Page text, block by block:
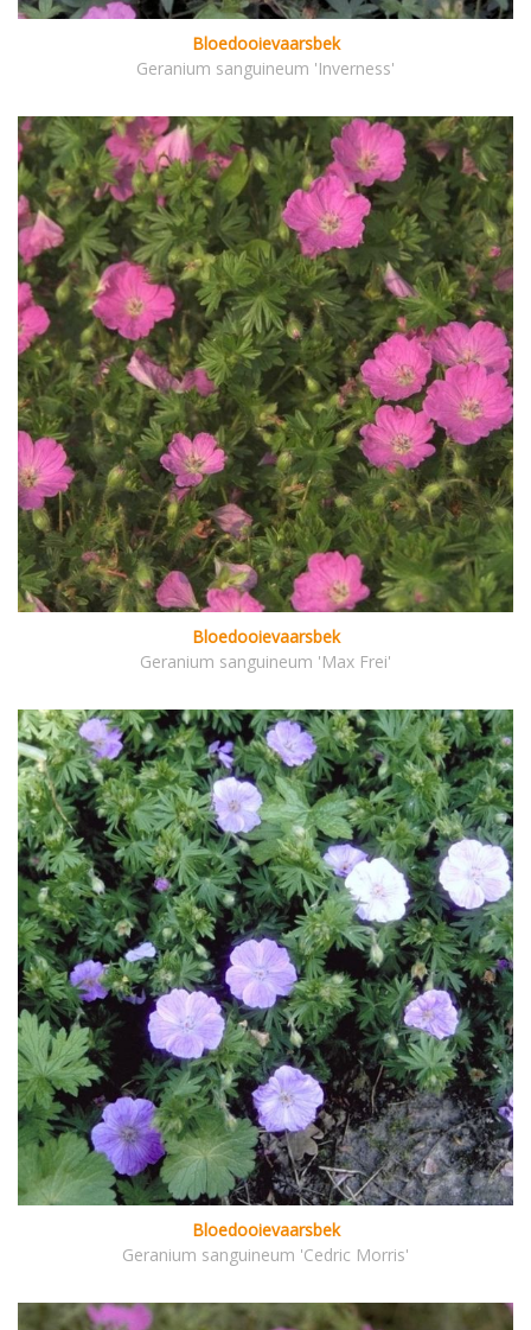
Bloedooievaarsbek
Geranium sanguineum 'Inverness'
Bloedooievaarsbek
Geranium sanguineum 'Max Frei'
Bloedooievaarsbek
Geranium sanguineum 'Cedric Morris'